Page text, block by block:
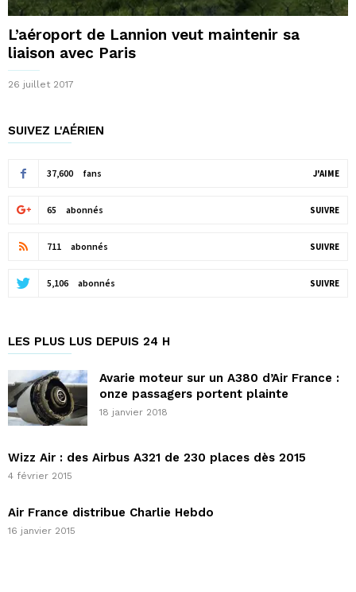
L’aéroport de Lannion veut maintenir sa
liaison avec Paris
26 juillet 2017
SUIVEZ L'AÉRIEN
37,600 fans J'AIME
65 abonnés SUIVRE
711 abonnés SUIVRE
5,106 abonnés SUIVRE
LES PLUS LUS DEPUIS 24 H
Avarie moteur sur un A380 d’Air France :
onze passagers portent plainte
18 janvier 2018
Wizz Air : des Airbus A321 de 230 places dès 2015
4 février 2015
Air France distribue Charlie Hebdo
16 janvier 2015